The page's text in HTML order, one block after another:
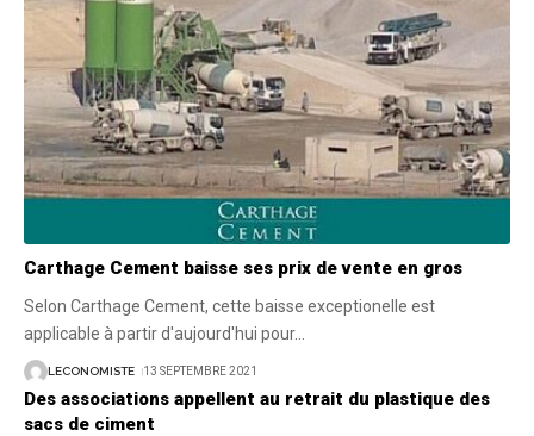
Carthage Cement baisse ses prix de vente en gros
Selon Carthage Cement, cette baisse exceptionelle est
applicable à partir d'aujourd'hui pour…
LECONOMISTE 13 SEPTEMBRE 2021
Des associations appellent au retrait du plastique des
sacs de ciment